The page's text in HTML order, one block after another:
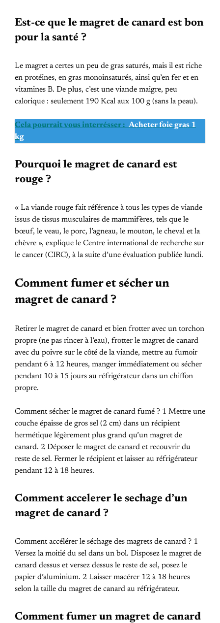
Est-ce que le magret de canard est bon
pour la santé ?
Le magret a certes un peu de gras saturés, mais il est riche
en protéines, en gras monoinsaturés, ainsi qu’en fer et en
vitamines B. De plus, c’est une viande maigre, peu
calorique : seulement 190 Kcal aux 100 g (sans la peau).
Cela pourrait vous interrésser : Acheter foie gras 1
kg
Pourquoi le magret de canard est
rouge ?
« La viande rouge fait référence à tous les types de viande
issus de tissus musculaires de mammifères, tels que le
bœuf, le veau, le porc, l’agneau, le mouton, le cheval et la
chèvre », explique le Centre international de recherche sur
le cancer (CIRC), à la suite d’une évaluation publiée lundi.
Comment fumer et sécher un
magret de canard ?
Retirer le magret de canard et bien frotter avec un torchon
propre (ne pas rincer à l’eau), frotter le magret de canard
avec du poivre sur le côté de la viande, mettre au fumoir
pendant 6 à 12 heures, manger immédiatement ou sécher
pendant 10 à 15 jours au réfrigérateur dans un chiffon
propre.
Comment sécher le magret de canard fumé ? 1 Mettre une
couche épaisse de gros sel (2 cm) dans un récipient
hermétique légèrement plus grand qu’un magret de
canard. 2 Déposer le magret de canard et recouvrir du
reste de sel. Fermer le récipient et laisser au réfrigérateur
pendant 12 à 18 heures.
Comment accelerer le sechage d’un
magret de canard ?
Comment accélérer le séchage des magrets de canard ? 1
Versez la moitié du sel dans un bol. Disposez le magret de
canard dessus et versez dessus le reste de sel, posez le
papier d’aluminium. 2 Laisser macérer 12 à 18 heures
selon la taille du magret de canard au réfrigérateur.
Comment fumer un magret de canard